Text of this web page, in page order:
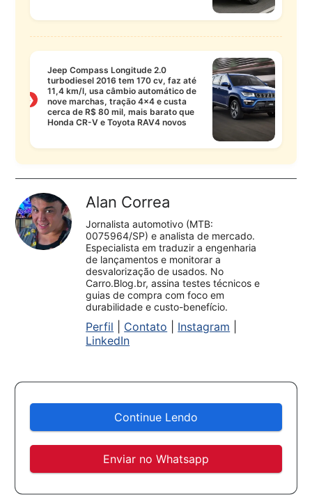
❯
Jeep Compass Longitude 2.0
turbodiesel 2016 tem 170 cv, faz até
11,4 km/l, usa câmbio automático de
nove marchas, tração 4×4 e custa
cerca de R$ 80 mil, mais barato que
Honda CR-V e Toyota RAV4 novos
Alan Correa
Jornalista automotivo (MTB:
0075964/SP) e analista de mercado.
Especialista em traduzir a engenharia
de lançamentos e monitorar a
desvalorização de usados. No
Carro.Blog.br, assina testes técnicos e
guias de compra com foco em
durabilidade e custo-benefício.
Perfil Contato Instagram
LinkedIn
Continue Lendo
Enviar no Whatsapp